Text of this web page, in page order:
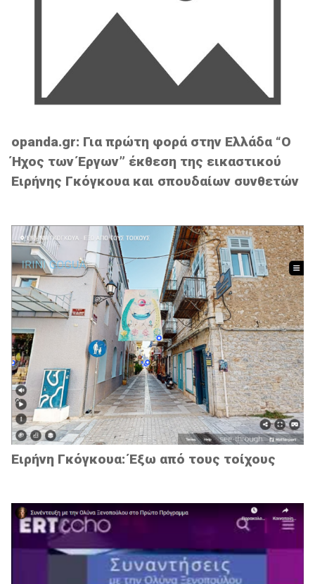
opanda.gr: Για πρώτη φορά στην Ελλάδα “Ο
Ήχος των Έργων” έκθεση της εικαστικού
Ειρήνης Γκόγκουα και σπουδαίων συνθετών
Ειρήνη Γκόγκουα: Έξω από τους τοίχους